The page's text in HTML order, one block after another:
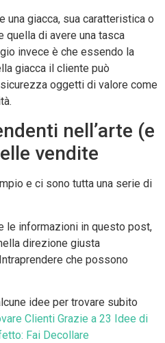
una giacca, sua caratteristica o
di avere una tasca
invece è che essendo la
giacca il cliente può
oggetti di valore come
nell’arte (e
vendite
e ci sono tutta una serie di
le informazioni in questo post,
direzione giusta
che possono
idee per trovare subito
Clienti Grazie a 23 Idee di
Fai Decollare